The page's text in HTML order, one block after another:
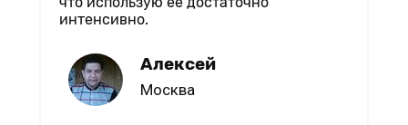
интенсивно.
Алексей
Москва